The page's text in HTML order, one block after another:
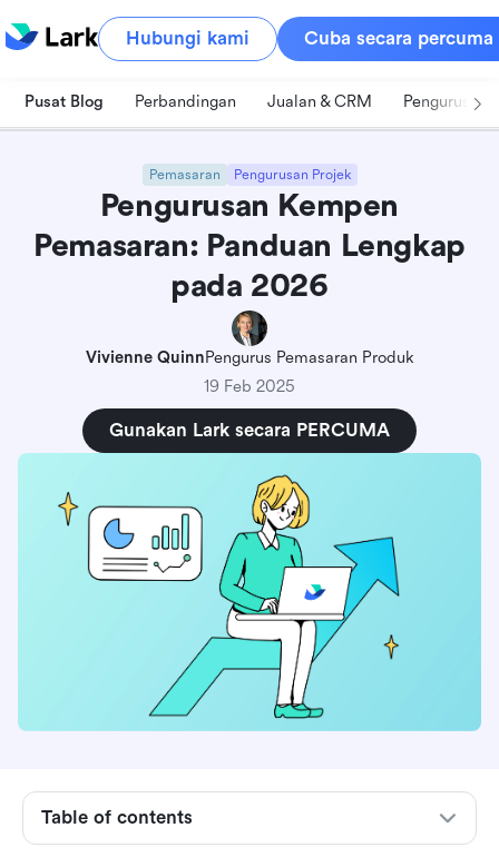
Hubungi kami Cuba secara percuma
Pusat Blog Perbandingan Jualan & CRM Pengurusan
Pemasaran Pengurusan Projek
Pengurusan Kempen
Pemasaran: Panduan Lengkap
pada 2026
Vivienne QuinnPengurus Pemasaran Produk
19 Feb 2025
Gunakan Lark secara PERCUMA
Table of contents